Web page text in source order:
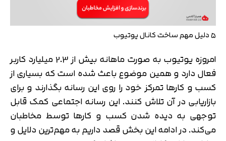
۵ دلیل مهم ساخت کانال یوتیوب
امروزه یوتیوب به صورت ماهانه بیش از 2.3 میلیارد کاربر
فعال دارد و همین موضوع باعث شده است که بسیاری از
کسب و کارها تمرکز خود را روی این رسانه بگذارند و برای
بازاریابی در آن تلاش کنند. این رسانه اجتماعی کمک قابل
توجهی به دیده شدن کسب و کارها توسط مخاطبان
می‌کند. در ادامه این بخش قصد داریم به مهم‌ترین دلایل و